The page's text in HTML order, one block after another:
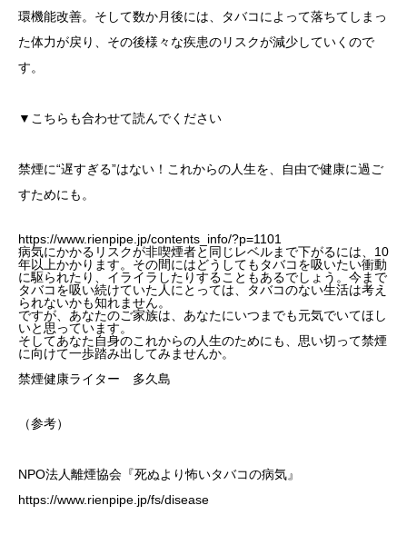
環機能改善。そして数か月後には、タバコによって落ちてしまっ
た体力が戻り、その後様々な疾患のリスクが減少していくので
す。
▼こちらも合わせて読んでください
禁煙に“遅すぎる”はない！これからの人生を、自由で健康に過ご
すためにも。
https://www.rienpipe.jp/contents_info/?p=1101
病気にかかるリスクが非喫煙者と同じレベルまで下がるには、10
年以上かかります。その間にはどうしてもタバコを吸いたい衝動
に駆られたり、イライラしたりすることもあるでしょう。今まで
タバコを吸い続けていた人にとっては、タバコのない生活は考え
られないかも知れません。
ですが、あなたのご家族は、あなたにいつまでも元気でいてほし
いと思っています。
そしてあなた自身のこれからの人生のためにも、思い切って禁煙
に向けて一歩踏み出してみませんか。
禁煙健康ライター 多久島
（参考）
NPO法人離煙協会『死ぬより怖いタバコの病気』
https://www.rienpipe.jp/fs/disease